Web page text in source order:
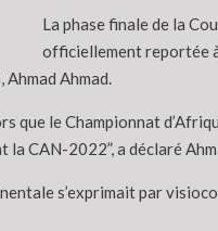
La phase finale de la
officiellement reportée
Ahmad.
que le Championnat
la CAN-2022”, a déclaré
s’exprimait par